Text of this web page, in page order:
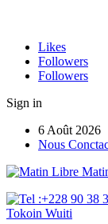
Likes
Followers
Followers
Sign in
6 Août 2026
Nous